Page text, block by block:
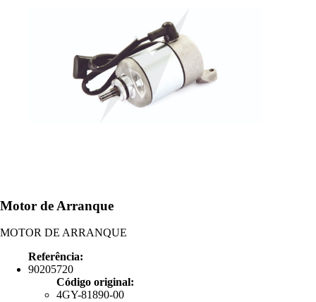
Motor de Arranque
MOTOR DE ARRANQUE
Referência:
90205720
Código original:
4GY-81890-00